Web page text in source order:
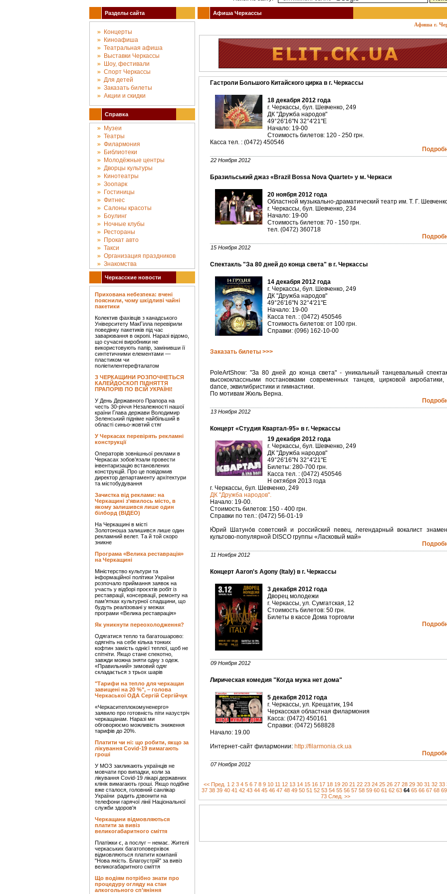
Разделы сайта
Концерты
Киноафиша
Театральная афиша
Выставки Черкассы
Шоу, фестивали
Спорт Черкассы
Для детей
Заказать билеты
Акции и скидки
Справка
Музеи
Театры
Филармония
Библиотеки
Молодёжные центры
Дворцы культуры
Кинотеатры
Зоопарк
Гостиницы
Фитнес
Салоны красоты
Боулинг
Ночные клубы
Рестораны
Прокат авто
Такси
Организация праздников
Знакомства
Черкасские новости
Прихована небезпека: вчені
пояснили, чому шкідливі чайні
пакетики
Колектив фахівців з канадського
Університету МакГілла перевірили
поведінку пакетиків під час
заварювання в окропі. Наразі відомо,
що сучасні виробники не
використовують папір, замінивши її
синтетичними елементами —
пластиком чи
поліетилентерефталатом
З ЧЕРКАЩИНИ РОЗПОЧНЕТЬСЯ
КАЛЕЙДОСКОП ПІДНЯТТЯ
ПРАПОРІВ ПО ВСІЙ УКРАЇНІ!
У День Державного Прапора на
честь 30-річчя Незалежності нашої
країни Глава держави Володимир
Зеленський підніме найбільший в
області синьо-жовтий стяг
У Черкасах перевірять рекламні
конструкції
Операторів зовнішньої реклами в
Черкасах зобов’язали провести
інвентаризацію встановлених
конструкцій. Про це повідомив
директор департаменту архітектури
та містобудування
Зачистка від реклами: на
Черкащині з’явилось місто, в
якому залишився лише один
білборд (ВІДЕО)
На Черкащині в місті
Золотоноша залишився лише один
рекламний велет. Та й той скоро
зникне
Програма «Велика реставрація»
на Черкащині
Міністерство культури та
інформаційної політики України
розпочало приймання заявок на
участь у відборі проєктів робіт із
реставрації, консервації, ремонту на
пам’ятках культурної спадщини, що
будуть реалізовані у межах
програми «Велика реставрація»
Як уникнути переохолодження?
Одягатися тепло та багатошарово:
одягніть на себе кілька тонких
кофтин замість однієї теплої, щоб не
спітніти. Якщо стане спекотно,
завжди можна зняти одну з одеж.
«Правильний» зимовий одяг
складається з трьох шарів
"Тарифи на тепло для черкащан
завищені на 20 %", – голова
Черкаської ОДА Сергій Сергійчук
«Черкаситеплокомуненерго»
заявило про готовність піти назустріч
черкащанам. Наразі ми
обговорюємо можливість зниження
тарифів до 20%.
Платити чи ні: що робити, якщо за
лікування Covid-19 вимагають
гроші
У МОЗ закликають українців не
мовчати про випадки, коли за
лікування Covid-19 лікарі державних
клінік вимагають гроші. Якщо подібне
вже сталося, головний санлікар
України радить дзвонити на
телефони гарячої лінії Національної
служби здоров'я
Черкащани відмовляються
платити за вивіз
великогабаритного сміття
Платіжки є, а послуг – немає. Жителі
черкаських багатоповерхівок
відмовляються платити компанії
"Нова якість. Благоустрій" за вивіз
великогабаритного сміття
Що водіям потрібно знати про
процедуру огляду на стан
алкогольного сп’яніння
Афиша Черкассы
Афиша г.
Гастроли Большого Китайского цирка в г. Черкассы
18 декабря 2012 года
г. Черкассы, бул. Шевченко, 249
ДК "Дружба народов"
49°26'16"N 32°4'21"E
Начало: 19-00
Стоимость билетов: 120 - 250 грн.
Касса тел. : (0472) 450546
22 Ноября 2012
Бразильський джаз «Brazil Bossa Nova Quartet» у м. Черкаси
20 ноября 2012 года
Областной музыкально-драматический театр им. Т. Г.
г. Черкассы, бул. Шевченко, 234
Начало: 19-00
Стоимость билетов: 70 - 150 грн.
тел. (0472) 360718
15 Ноября 2012
Спектакль "За 80 дней до конца света" в г. Черкассы
14 декабря 2012 года
г. Черкассы, бул. Шевченко, 249
ДК "Дружба народов"
49°26'16"N 32°4'21"E
Начало: 19-00
Касса тел. : (0472) 450546
Стоимость билетов: от 100 грн.
Справки: (096) 162-10-00
Заказать билеты >>>
PoleArtShow: "За 80 дней до конца света" - уникальный танцевальный
высококлассными постановками современных танцев, цирковой
dance, эквилибристики и гимнастики.
По мотивам Жюль Верна.
13 Ноября 2012
Концерт «Студия Квартал-95» в г. Черкассы
19 декабря 2012 года
г. Черкассы, бул. Шевченко, 249
ДК "Дружба народов"
49°26'16"N 32°4'21"E
Билеты: 280-700 грн.
Касса тел. : (0472) 450546
Н октября 2013 года
г. Черкассы, бул. Шевченко, 249
ДК "Дружба народов".
Начало: 19-00.
Стоимость билетов: 150 - 400 грн.
Справки по тел.: (0472) 56-01-19
Ю́рий Шатуно́в советский и российский певец, легендарный вокалист
культово-популярной DISCO группы «Ласковый май»
11 Ноября 2012
Концерт Aaron's Agony (Italy) в г. Черкассы
3 декабря 2012 года
Дворец молодежи
г. Черкассы, ул. Сумгатская, 12
Стоимость билетов: 50 грн.
Билеты в кассе Дома торговли
09 Ноября 2012
Лирическая комедия "Когда мужа нет дома"
5 декабря 2012 года
г. Черкассы, ул. Крещатик, 194
Черкасская областная филармония
Касса: (0472) 450161
Справки: (0472) 568828
Начало: 19.00
Интернет-сайт филармонии: http://filarmonia.ck.ua
07 Ноября 2012
<< Пред. 1 2 3 4 5 6 7 8 9 10 11 12 13 14 15 16 17 18 19 20 21 22 23 24 25 26 27 28 29 30 31 32 33
37 38 39 40 41 42 43 44 45 46 47 48 49 50 51 52 53 54 55 56 57 58 59 60 61 62 63 64 65 66 67 68 69
73 След. >>